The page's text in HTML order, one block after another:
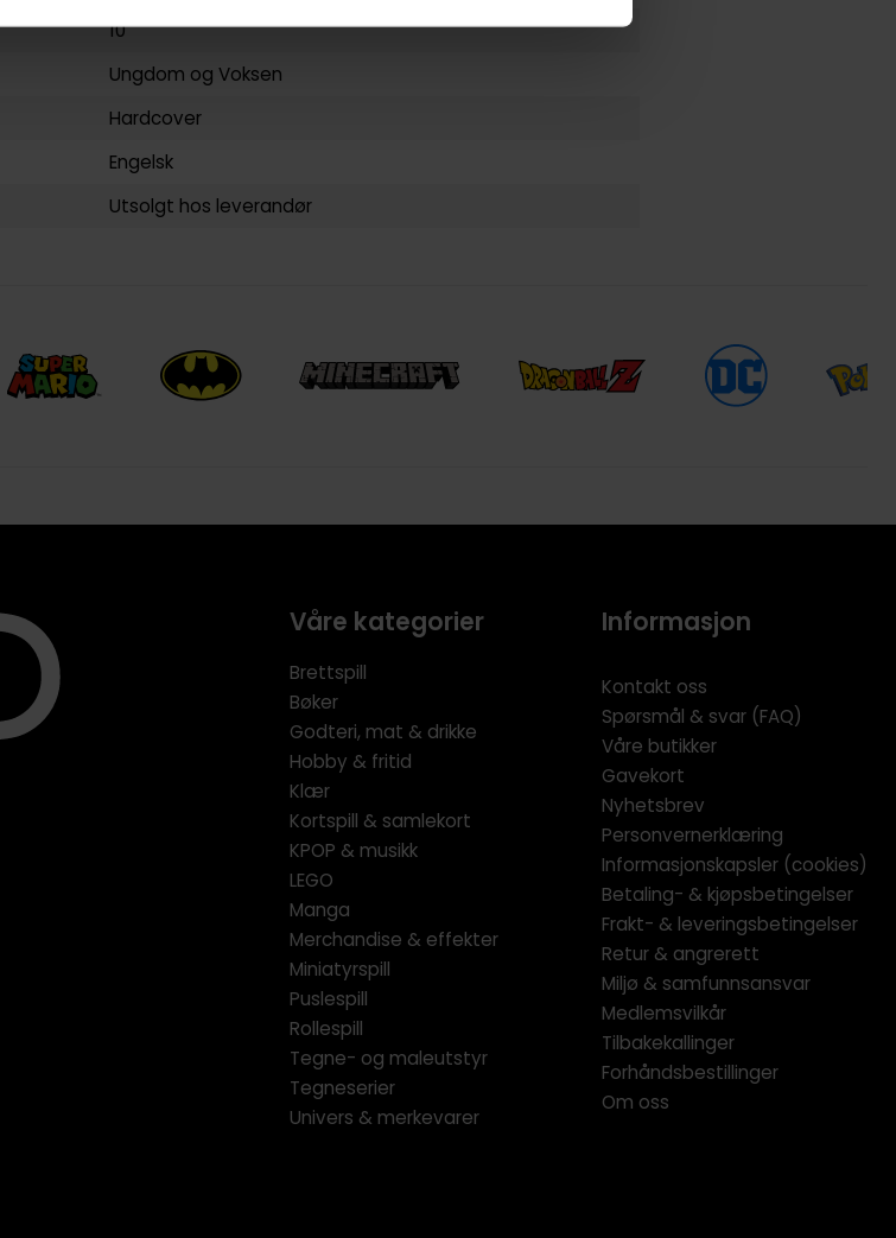
10
Ungdom og Voksen
Hardcover
Engelsk
Utsolgt hos leverandør
Våre kategorier
Brettspill
Bøker
Godteri, mat & drikke
Hobby & fritid
Klær
Kortspill & samlekort
KPOP & musikk
LEGO
Manga
Merchandise & effekter
Miniatyrspill
Puslespill
Rollespill
Tegne- og maleutstyr
Tegneserier
Univers & merkevarer
Informasjon
Kontakt oss
Spørsmål & svar (FAQ)
Våre butikker
Gavekort
Nyhetsbrev
Personvernerklæring
Informasjonskapsler (cookies)
Betaling- & kjøpsbetingelser
Frakt- & leveringsbetingelser
Retur & angrerett
Miljø & samfunnsansvar
Medlemsvilkår
Tilbakekallinger
Forhåndsbestillinger
Om oss